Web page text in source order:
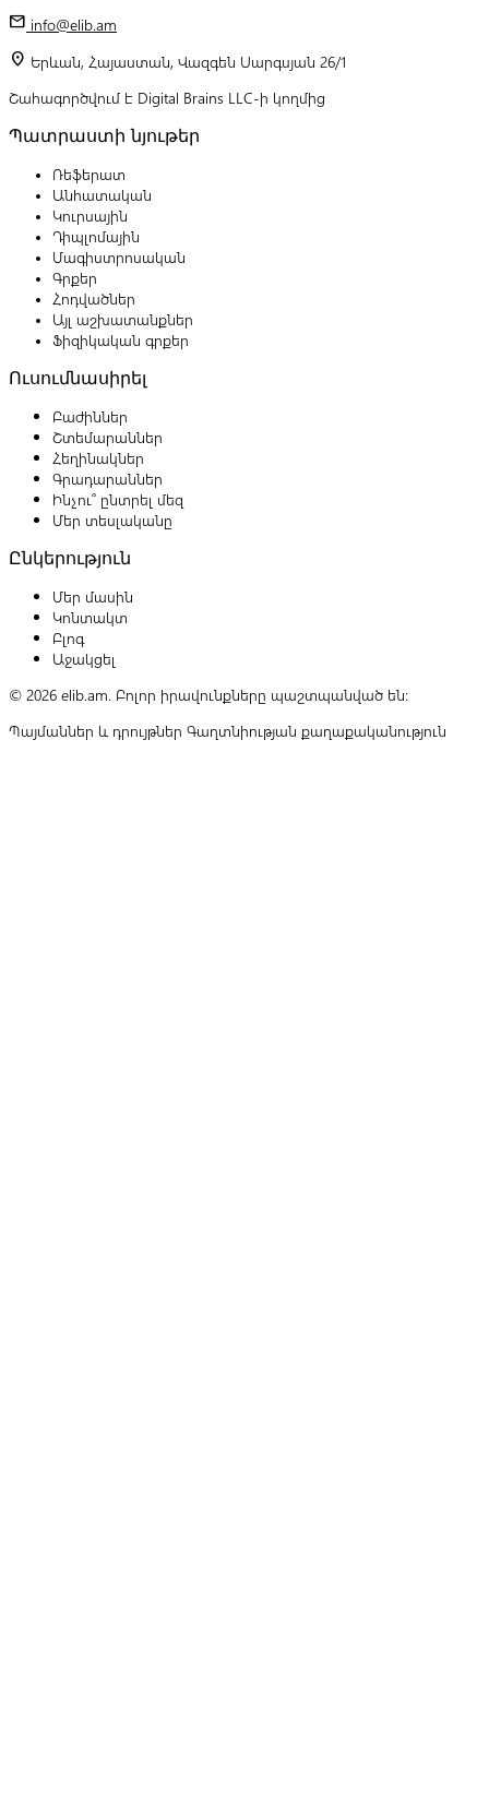
mail info@elib.am
location_on Երևան, Հայաստան, Վազգեն Սարգսյան 26/1
Շահագործվում է Digital Brains LLC-ի կողմից
Պատրաստի նյութեր
Ռեֆերատ
Անհատական
Կուրսային
Դիպլոմային
Մագիստրոսական
Գրքեր
Հոդվածներ
Այլ աշխատանքներ
Ֆիզիկական գրքեր
Ուսումնասիրել
Բաժիններ
Շտեմարաններ
Հեղինակներ
Գրադարաններ
Ինչու՞ ընտրել մեզ
Մեր տեսլականը
Ընկերություն
Մեր մասին
Կոնտակտ
Բլոգ
Աջակցել
© 2026 elib.am. Բոլոր իրավունքները պաշտպանված են:
Պայմաններ և դրույթներ Գաղտնիության քաղաքականություն